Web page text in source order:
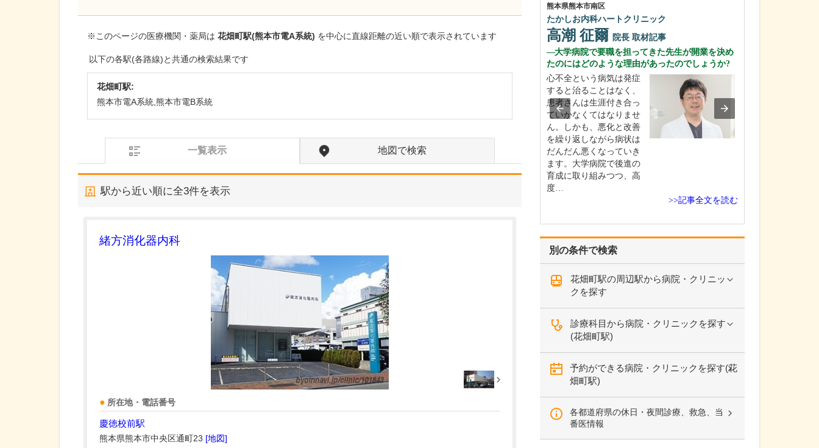
※このページの医療機関・薬局は 花畑町駅(熊本市電A系統) を中心に直線距離の近い順で表示されています
以下の各駅(各路線)と共通の検索結果です
花畑町駅:
熊本市電A系統,熊本市電B系統
一覧表示 地図で検索
駅から近い順に全3件を表示
緒方消化器内科
所在地・電話番号
慶徳校前駅
熊本県熊本市中央区通町23 [地図]
別の条件で検索
花畑町駅の周辺駅から病院・クリニッ
クを探す
診療科目から病院・クリニックを探す
(花畑町駅)
予約ができる病院・クリニックを探す(花
畑町駅)
各都道府県の休日・夜間診療、救急、当
番医情報
熊本県熊本市南区
たかしお内科ハートクリニック
高潮 征爾 院長 取材記事
大学病院で要職を担ってきた先生が開業を決め
たのにはどのような理由があったのでしょうか?
心不全という病気は発症
すると治ることはなく、
患者さんは生涯付き合っ
ていかなくてはなりませ
ん。しかも、悪化と改善
を繰り返しながら病状は
だんだん悪くなっていき
ます。大学病院で後進の
育成に取り組みつつ、高
度…
>>記事全文を読む
渡辺歯科医院
渡邊 武夫院長取材記事
立場に立つこと」を大切
にしています。私自身、
病院を受診した際に「こ
うしてくれたらうれしい